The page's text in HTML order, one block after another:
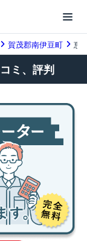
賀茂郡南伊豆町 恵
ミ、評判